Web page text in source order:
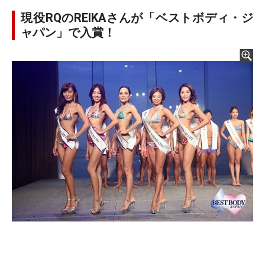
現役RQのREIKAさんが「ベストボディ・ジ
ャパン」で入賞！